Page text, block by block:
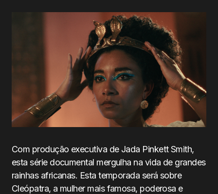
Com produção executiva de Jada Pinkett Smith,
esta série documental mergulha na vida de grandes
rainhas africanas. Esta temporada será sobre
Cleópatra, a mulher mais famosa, poderosa e